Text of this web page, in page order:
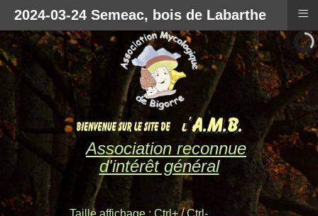
Association reconnue
d'intérêt général
Taille affichage : Ctrl+ / Ctrl-
2024-03-24 Semeac, bois de Labarthe ≡